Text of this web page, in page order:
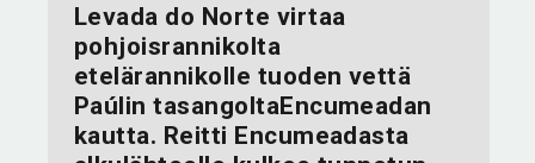
Levada do Norte virtaa
pohjoisrannikolta
etelärannikolle tuoden vettä
Paúlin tasangoltaEncumeadan
kautta. Reitti Encumeadasta